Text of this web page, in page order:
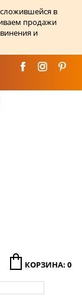
сложившейся в
продажи
и
КОРЗИНА: 0